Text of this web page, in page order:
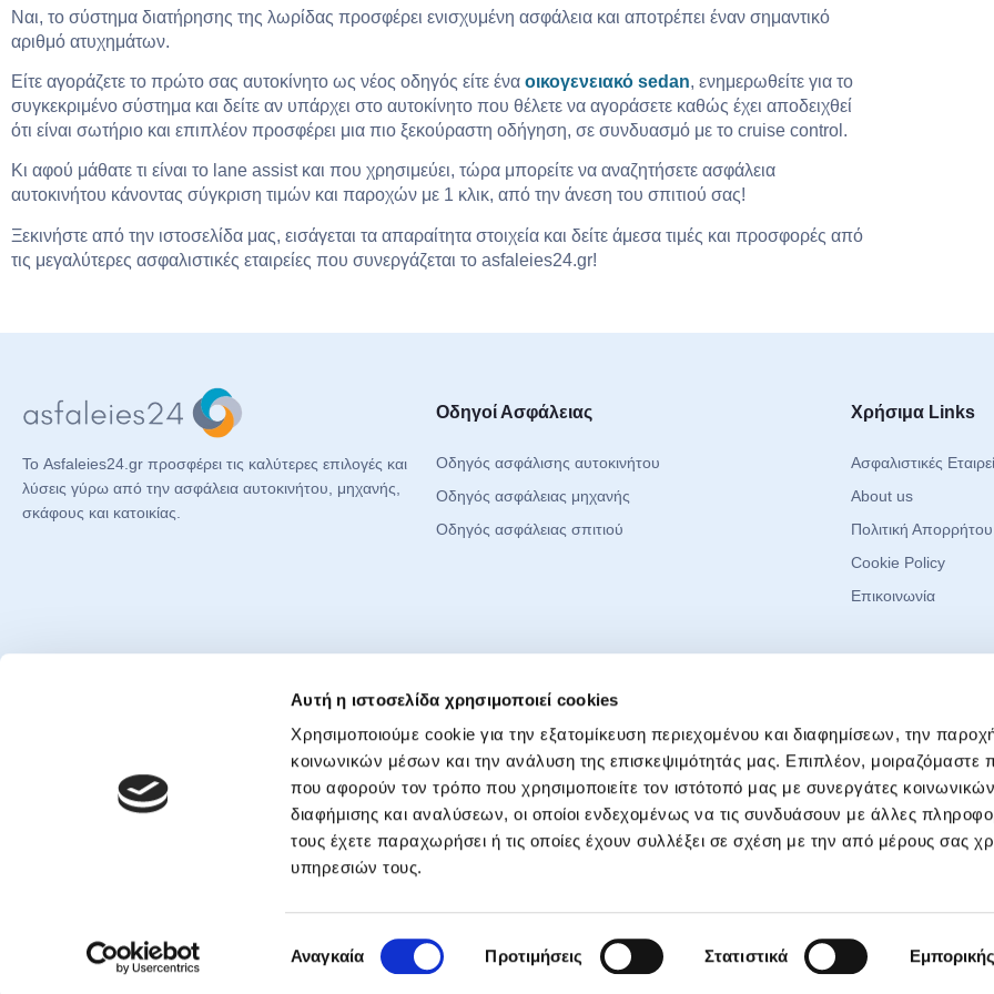
Αυτή η ιστοσελίδα χρησιμοποιεί cookies
Χρησιμοποιούμε cookie για την εξατομίκευση περιεχομένου και διαφημίσεων, την
κοινωνικών μέσων και την ανάλυση της επισκεψιμότητάς μας. Επιπλέον, μοιραζόμαστε
που αφορούν τον τρόπο που χρησιμοποιείτε τον ιστότοπό μας με συνεργάτες
διαφήμισης και αναλύσεων, οι οποίοι ενδεχομένως να τις συνδυάσουν με άλλες
τους έχετε παραχωρήσει ή τις οποίες έχουν συλλέξει σε σχέση με την από μέρους σας
υπηρεσιών τους.
συγκατάθεσης
Αναγκαία Προτιμήσεις Στατιστικά
Ναι, το σύστημα διατήρησης της λωρίδας προσφέρει ενισχυμένη ασφάλεια και αποτρέπει έναν σημαντικό
αριθμό ατυχημάτων.
Είτε αγοράζετε το πρώτο σας αυτοκίνητο ως νέος οδηγός είτε ένα οικογενειακό sedan, ενημερωθείτε για το
συγκεκριμένο σύστημα και δείτε αν υπάρχει στο αυτοκίνητο που θέλετε να αγοράσετε καθώς έχει αποδειχθεί
ότι είναι σωτήριο και επιπλέον προσφέρει μια πιο ξεκούραστη οδήγηση, σε συνδυασμό με το cruise control.
Κι αφού μάθατε τι είναι το lane assist και που χρησιμεύει, τώρα μπορείτε να αναζητήσετε ασφάλεια
αυτοκινήτου κάνοντας σύγκριση τιμών και παροχών με 1 κλικ, από την άνεση του σπιτιού σας!
Ξεκινήστε από την ιστοσελίδα μας, εισάγεται τα απαραίτητα στοιχεία και δείτε άμεσα τιμές και προσφορές από
τις μεγαλύτερες ασφαλιστικές εταιρείες που συνεργάζεται το asfaleies24.gr!
Το Asfaleies24.gr προσφέρει τις καλύτερες επιλογές και
λύσεις γύρω από την ασφάλεια αυτοκινήτου, μηχανής,
σκάφους και κατοικίας.
Οδηγοί Ασφάλειας
Οδηγός ασφάλισης αυτοκινήτου
Οδηγός ασφάλειας μηχανής
Οδηγός ασφάλειας σπιτιού
Χρήσιμα Links
Ασφαλιστικές
About us
Πολιτική Απορρήτου
Cookie Policy
Επικοινωνία
Προσυμβατική ενημέρωση
Facebook
Instagram
YouTube
Επιθυμώ να
Χρήσιμες
της Money
© 2020 – 2026 Asfaleies24.gr – Online Ασφάλειες | Money Market A.E.